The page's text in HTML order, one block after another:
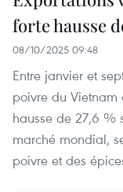
forte hausse
08/10/2025 09:48
Entre janvier et
poivre du Vietnam
hausse de 27,6 %
marché mondial,
poivre et des